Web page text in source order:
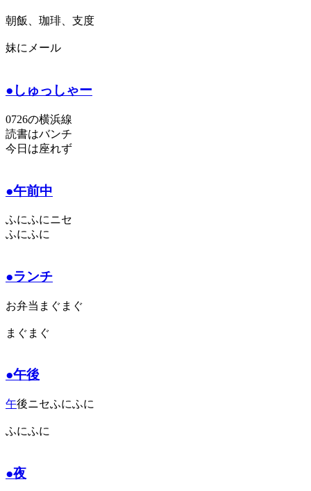
朝飯、珈琲、支度
妹にメール
●しゅっしゃー
0726の横浜線
読書はバンチ
今日は座れず
●午前中
ふにふにニセ
ふにふに
●ランチ
お弁当まぐまぐ
まぐまぐ
●午後
午後ニセふにふに
ふにふに
●夜